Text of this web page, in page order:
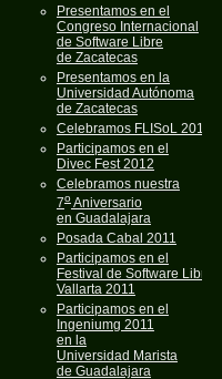
Presentamos en el
Congreso Internacional
de Software Libre
de Zacatecas
Presentamos en la
Universidad Autónoma
de Zacatecas
Celebramos FLISoL 2012
Participamos en el
Divec Fest 2012
Celebramos nuestra
7oAniversario
en Guadalajara
Posada Cabal 2011
Participamos en el
Festival de Software Libre
Vallarta 2011
Participamos en el
Ingeniumg 2011
en la
Universidad Marista
de Guadalajara